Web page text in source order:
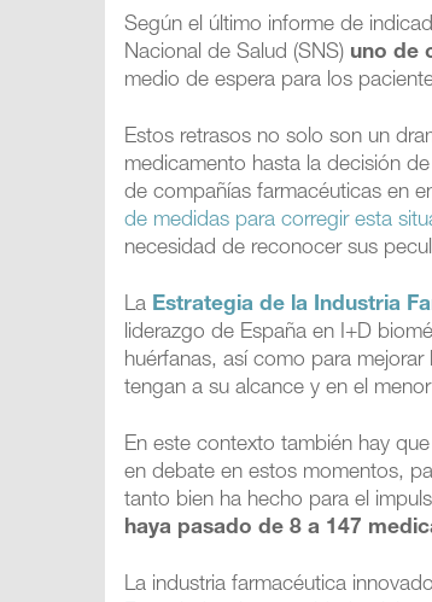
Según el último informe de
Nacional de Salud (SNS) uno de
medio de espera para los
Estos retrasos no solo son un
medicamento hasta la decisión
de compañías farmacéuticas en
de medidas para corregir esta
necesidad de reconocer sus
La Estrategia de la Industria
liderazgo de España en I+D
huérfanas, así como para
tengan a su alcance y en el
En este contexto también hay
en debate en estos momentos,
tanto bien ha hecho para el
haya pasado de 8 a 147
La industria farmacéutica